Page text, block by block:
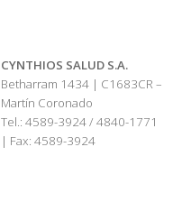
CYNTHIOS SALUD S.A.
Betharram 1434 | C1683CR –
Martín Coronado
Tel.: 4589-3924 / 4840-1771
| Fax: 4589-3924